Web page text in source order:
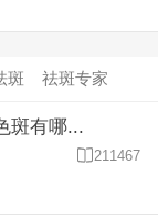
斑 祛斑专家
斑有哪...
 211467